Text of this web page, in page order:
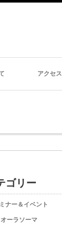
アクセス
ゴリー
ナー＆イベント
オーラソーマ